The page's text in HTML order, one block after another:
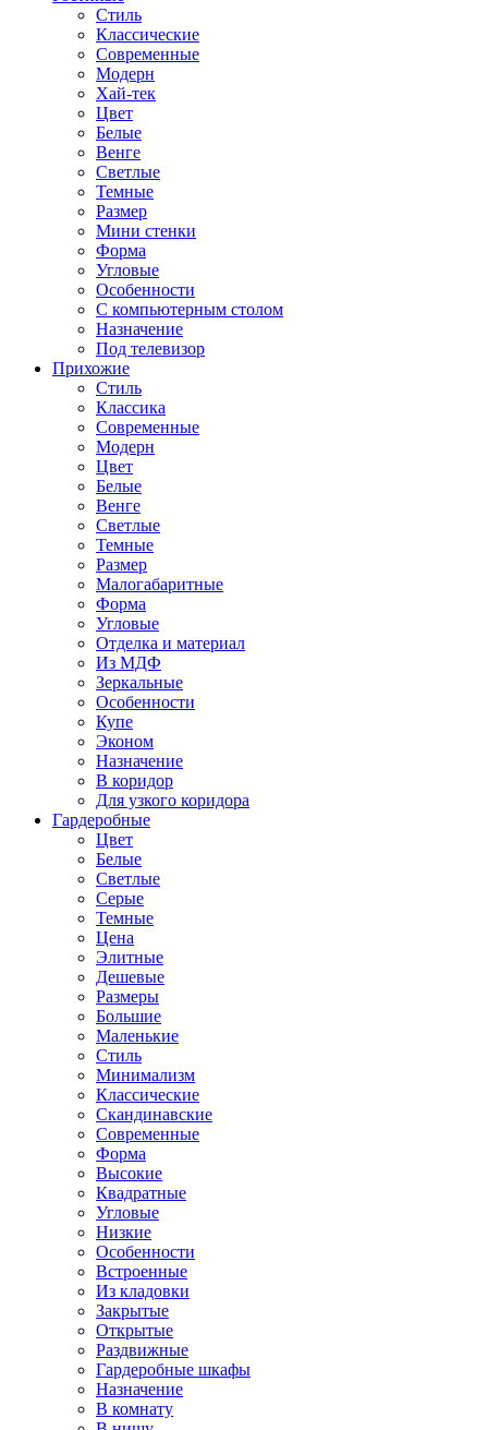
Стиль
Классические
Современные
Модерн
Хай-тек
Цвет
Белые
Венге
Светлые
Темные
Размер
Мини стенки
Форма
Угловые
Особенности
С компьютерным столом
Назначение
Под телевизор
Прихожие
Стиль
Классика
Современные
Модерн
Цвет
Белые
Венге
Светлые
Темные
Размер
Малогабаритные
Форма
Угловые
Отделка и материал
Из МДФ
Зеркальные
Особенности
Купе
Эконом
Назначение
В коридор
Для узкого коридора
Гардеробные
Цвет
Белые
Светлые
Серые
Темные
Цена
Элитные
Дешевые
Размеры
Большие
Маленькие
Стиль
Минимализм
Классические
Скандинавские
Современные
Форма
Высокие
Квадратные
Угловые
Низкие
Особенности
Встроенные
Из кладовки
Закрытые
Открытые
Раздвижные
Гардеробные шкафы
Назначение
В комнату